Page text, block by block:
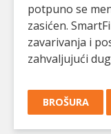
potpuno se
zasićen.
zavarivanja i
zahvaljujući
BROŠURA